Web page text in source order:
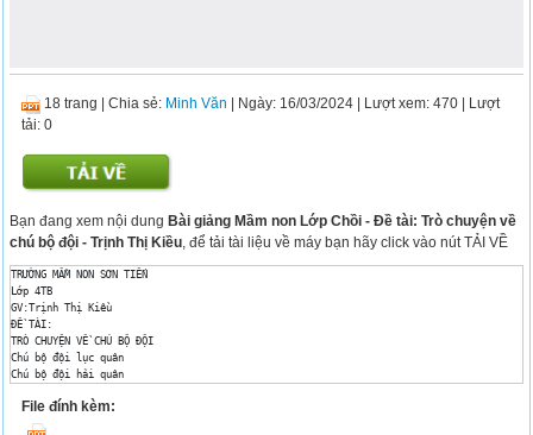
18 trang |Chia sẻ: Minh Văn | Ngày: 16/03/2024 | Lượt xem: 470 | Lượt
tải: 0
Bạn đang xem nội dungBài giảng Mầm non Lớp Chồi - Đề tài: Trò chuyện về
chú bộ đội - Trịnh Thị Kiều , để tải tài liệu về máy bạn hãy click vào nút TẢI VỀ
TRƯỜNG MẦM NON SƠN TIẾN
Lớp 4TB
GV:Trịnh Thị Kiều
ĐỀ TÀI:
TRÒ CHUYỆN VỀ CHÚ BỘ ĐỘI
Chú bộ đội lục quân
Chú bộ đội hải quân
Bộ đội không quân
Bộ đội đặc công
File đính kèm: